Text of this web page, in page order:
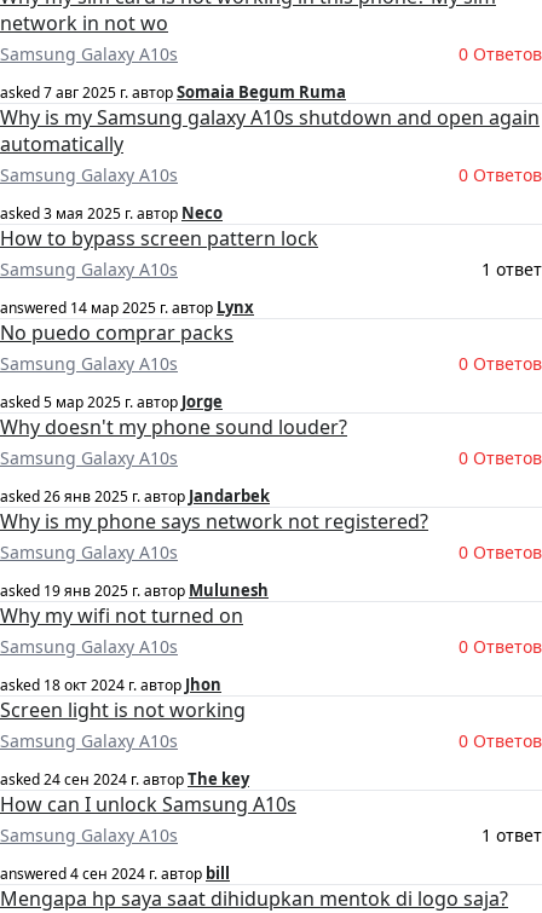
network in not wo
Samsung Galaxy A10s 0 Ответов
asked7 авг 2025 г.авторSomaia Begum Ruma
Why is my Samsung galaxy A10s shutdown and open again
automatically
Samsung Galaxy A10s 0 Ответов
asked3 мая 2025 г.автор Neco
How to bypass screen pattern lock
Samsung Galaxy A10s 1 ответ
answered 14 мар 2025 г.автор Lynx
No puedo comprar packs
Samsung Galaxy A10s 0 Ответов
asked5 мар 2025 г.автор Jorge
Why doesn't my phone sound louder?
Samsung Galaxy A10s 0 Ответов
asked26 янв 2025 г.автор Jandarbek
Why is my phone says network not registered?
Samsung Galaxy A10s 0 Ответов
asked 19 янв 2025 г.автор Mulunesh
Why my wifi not turned on
Samsung Galaxy A10s 0 Ответов
asked 18 окт 2024 г.автор Jhon
Screen light is not working
Samsung Galaxy A10s 0 Ответов
asked24 сен 2024 г.авторThe key
How can I unlock Samsung A10s
Samsung Galaxy A10s 1 ответ
answered4 сен 2024 г.автор bill
Mengapa hp saya saat dihidupkan mentok di logo saja?